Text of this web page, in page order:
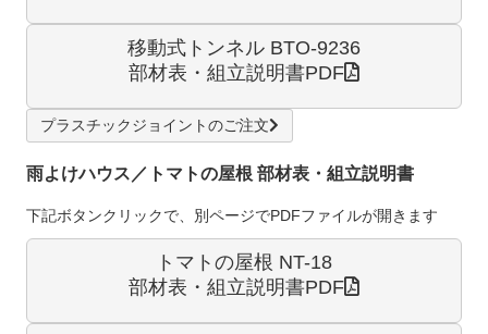
移動式トンネル BTO-9236
部材表・組立説明書PDF
プラスチックジョイントのご注文
雨よけハウス／トマトの屋根 部材表・組立説明書
下記ボタンクリックで、別ページでPDFファイルが開きます
トマトの屋根 NT-18
部材表・組立説明書PDF